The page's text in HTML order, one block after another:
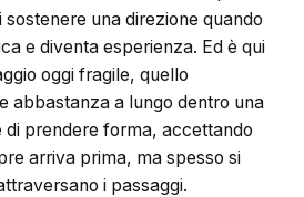
una direzione quando
e diventa esperienza. Ed è qui
oggi fragile, quello
abbastanza a lungo dentro una
prendere forma, accettando
arriva prima, ma spesso si
i passaggi.